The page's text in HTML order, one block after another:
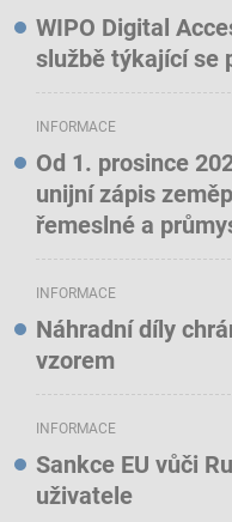
WIPO Digital
službě týkající se
INFORMACE
Od 1. prosince
unijní zápis
řemeslné a
INFORMACE
Náhradní díly
vzorem
INFORMACE
Sankce EU vůči
uživatele